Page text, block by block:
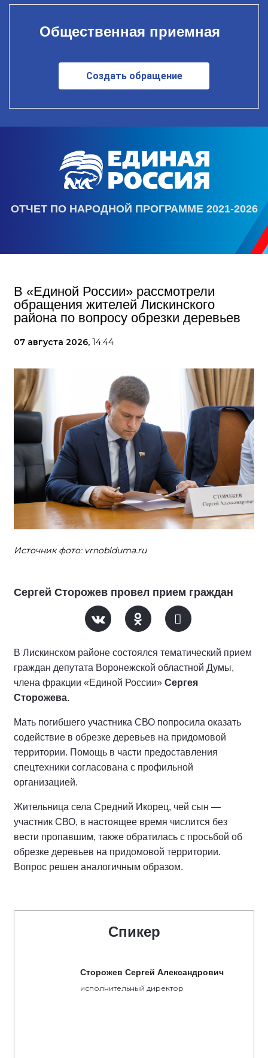
Общественная приемная
Создать обращение
ОТЧЕТ ПО НАРОДНОЙ ПРОГРАММЕ 2021-2026
В «Единой России» рассмотрели
обращения жителей Лискинского
района по вопросу обрезки деревьев
07 августа 2026, 14:44
Источник фото: vrnoblduma.ru
Сергей Сторожев провел прием граждан
В Лискинском районе состоялся тематический прием
граждан депутата Воронежской областной Думы,
члена фракции «Единой России» Сергея
Сторожева.
Мать погибшего участника СВО попросила оказать
содействие в обрезке деревьев на придомовой
территории. Помощь в части предоставления
спецтехники согласована с профильной
организацией.
Жительница села Средний Икорец, чей сын —
участник СВО, в настоящее время числится без
вести пропавшим, также обратилась с просьбой об
обрезке деревьев на придомовой территории.
Вопрос решен аналогичным образом.
Спикер
Сторожев Сергей Александрович
исполнительный директор